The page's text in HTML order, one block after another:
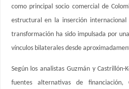
como principal socio comercial de
estructural en la inserción internacional
transformación ha sido impulsada por
vínculos bilaterales desde
Según los analistas Guzmán y
fuentes alternativas de